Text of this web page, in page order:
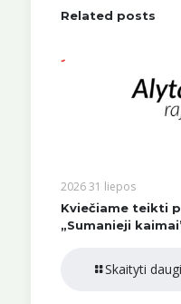
Related posts
2026 31 liepos
Kviečiame teikti
„Sumanieji
Skaityti